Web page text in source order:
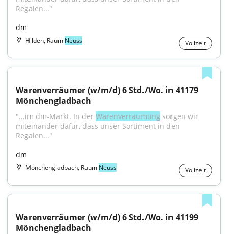
Regalen..."
dm
Hilden, Raum Neuss Vollzeit
Warenverräumer (w/m/d) 6 Std./Wo. in 41179
Mönchengladbach
"...im dm-Markt. In der Warenverräumung sorgen wir
miteinander dafür, dass unser Sortiment in den
Regalen..."
dm
Mönchengladbach, Raum Neuss Vollzeit
Warenverräumer (w/m/d) 6 Std./Wo. in 41199
Mönchengladbach